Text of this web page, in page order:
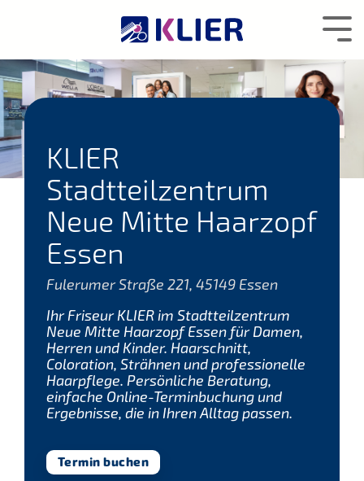
KLIER
Stadtteilzentrum
Neue Mitte Haarzopf
Essen
Fulerumer Straße 221, 45149 Essen
Ihr Friseur KLIER im Stadtteilzentrum
Neue Mitte Haarzopf Essen für Damen,
Herren und Kinder. Haarschnitt,
Coloration, Strähnen und professionelle
Haarpflege. Persönliche Beratung,
einfache Online-Terminbuchung und
Ergebnisse, die in Ihren Alltag passen.
Termin buchen